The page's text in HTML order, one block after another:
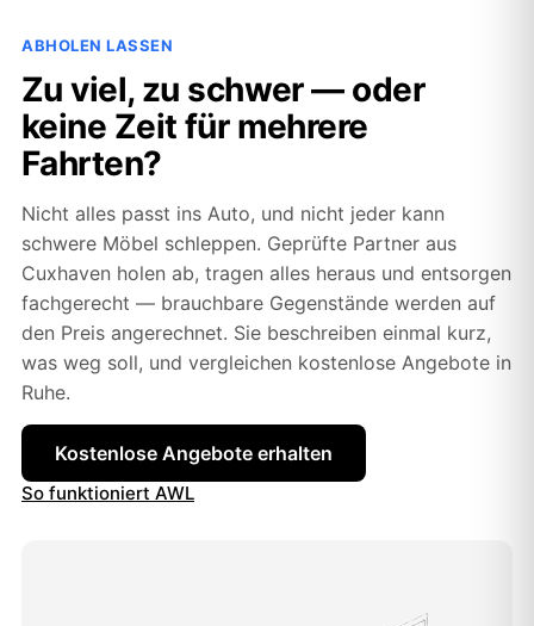
ABHOLEN LASSEN
Zu viel, zu schwer — oder
keine Zeit für mehrere
Fahrten?
Nicht alles passt ins Auto, und nicht jeder kann
schwere Möbel schleppen. Geprüfte Partner aus
Cuxhaven holen ab, tragen alles heraus und entsorgen
fachgerecht — brauchbare Gegenstände werden auf
den Preis angerechnet. Sie beschreiben einmal kurz,
was weg soll, und vergleichen kostenlose Angebote in
Ruhe.
Kostenlose Angebote erhalten
So funktioniert AWL